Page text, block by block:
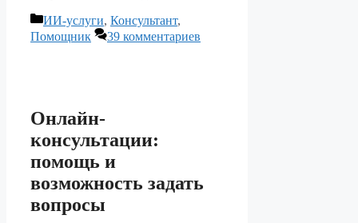
Рубрики
ИИ-услуги, Консультант,
Помощник
39 комментариев
Онлайн-
консультации:
помощь и
возможность задать
вопросы